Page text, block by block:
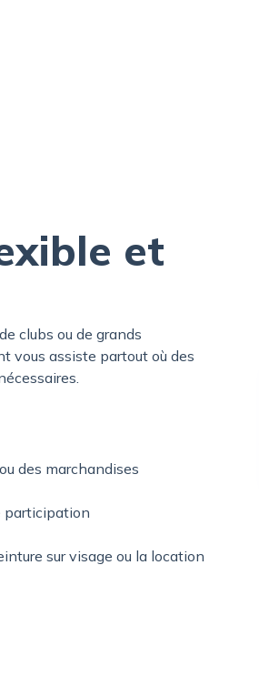
et
clubs ou de grands
vous assiste partout où des
des marchandises
participation
sur visage ou la location